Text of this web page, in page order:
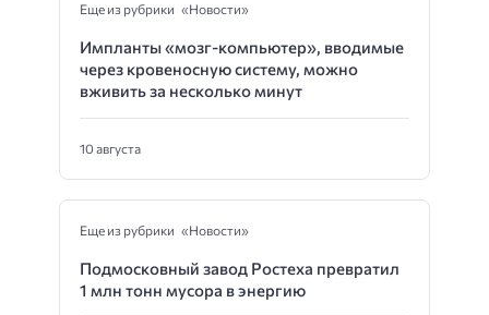
Еще из рубрики «Новости»
Импланты «мозг-компьютер», вводимые
через кровеносную систему, можно
вживить за несколько минут
10 августа
Еще из рубрики «Новости»
Подмосковный завод Ростеха превратил
1 млн тонн мусора в энергию